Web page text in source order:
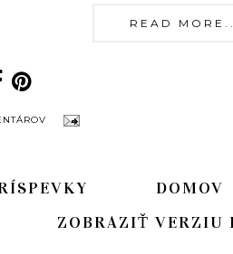
READ
DOMOV
ZOBRAZIŤ VERZIU